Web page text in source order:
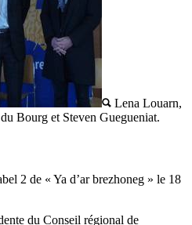
Lena Louarn,
Bourg et Steven Guegueniat.
2 de « Ya d’ar brezhoneg » le 18
du Conseil régional de